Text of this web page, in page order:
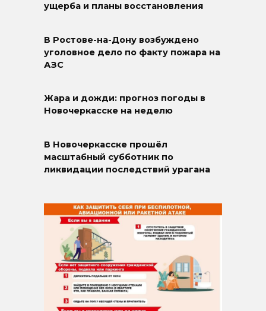
ущерба и планы восстановления
В Ростове-на-Дону возбуждено
уголовное дело по факту пожара на
АЗС
Жара и дожди: прогноз погоды в
Новочеркасске на неделю
В Новочеркасске прошёл
масштабный субботник по
ликвидации последствий урагана